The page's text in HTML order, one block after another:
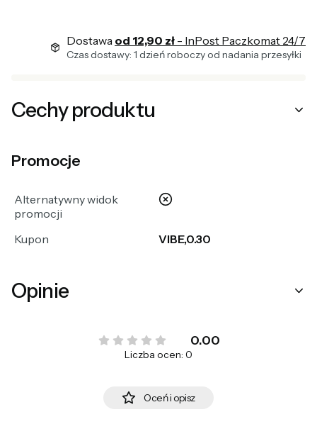
Dostawa od 12,90 zł - InPost Paczkomat 24/7
Czas dostawy: 1 dzień roboczy od nadania przesyłki
Cechy produktu
Promocje
Alternatywny widok
promocji
nie
Kupon VIBE,0.30
Opinie
0.00
Liczba ocen: 0
Oceń i opisz